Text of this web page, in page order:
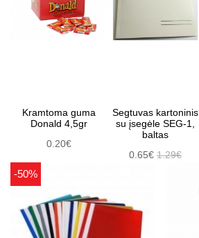
Kramtoma guma
Donald 4,5gr
0.20€
Segtuvas kartoninis
su įsegėle SEG-1,
baltas
0.65€ 1.29€
-50%